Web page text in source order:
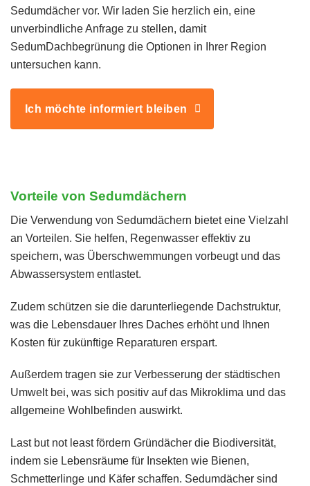
Sedumdächer vor. Wir laden Sie herzlich ein, eine
unverbindliche Anfrage zu stellen, damit
SedumDachbegrünung die Optionen in Ihrer Region
untersuchen kann.
Ich möchte informiert bleiben
Vorteile von Sedumdächern
Die Verwendung von Sedumdächern bietet eine Vielzahl
an Vorteilen. Sie helfen, Regenwasser effektiv zu
speichern, was Überschwemmungen vorbeugt und das
Abwassersystem entlastet.
Zudem schützen sie die darunterliegende Dachstruktur,
was die Lebensdauer Ihres Daches erhöht und Ihnen
Kosten für zukünftige Reparaturen erspart.
Außerdem tragen sie zur Verbesserung der städtischen
Umwelt bei, was sich positiv auf das Mikroklima und das
allgemeine Wohlbefinden auswirkt.
Last but not least fördern Gründächer die Biodiversität,
indem sie Lebensräume für Insekten wie Bienen,
Schmetterlinge und Käfer schaffen. Sedumdächer sind